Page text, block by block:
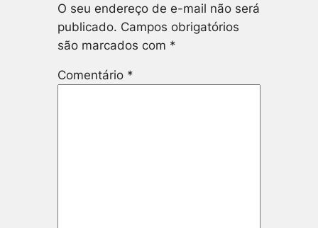
O seu endereço de e-mail não será
publicado. Campos obrigatórios
são marcados com *
Comentário *